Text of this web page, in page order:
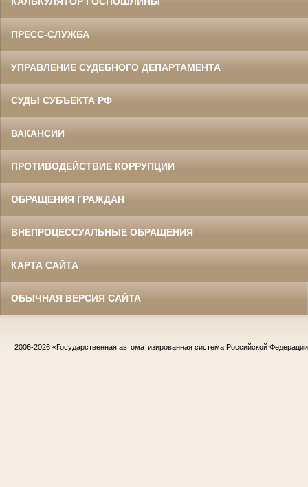
ПРЕСС-СЛУЖБА
УПРАВЛЕНИЕ СУДЕБНОГО ДЕПАРТАМЕНТА
СУДЫ СУБЪЕКТА РФ
ВАКАНСИИ
ПРОТИВОДЕЙСТВИЕ КОРРУПЦИИ
ОБРАЩЕНИЯ ГРАЖДАН
ВНЕПРОЦЕССУАЛЬНЫЕ ОБРАЩЕНИЯ
КАРТА САЙТА
ОБЫЧНАЯ ВЕРСИЯ САЙТА
2006-2026 «Государственная автоматизированная система Российской